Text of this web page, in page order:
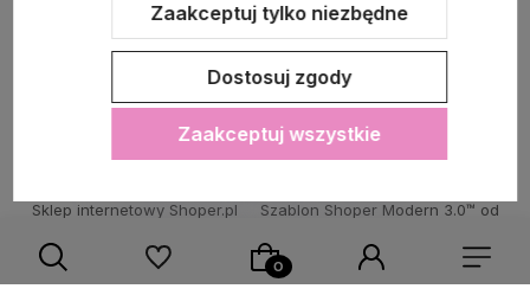
Sklep internetowy Shoper.pl Szablon Shoper Modern 3.0™ od
Zaakceptuj tylko niezbędne
Dostosuj zgody
Zaakceptuj wszystkie